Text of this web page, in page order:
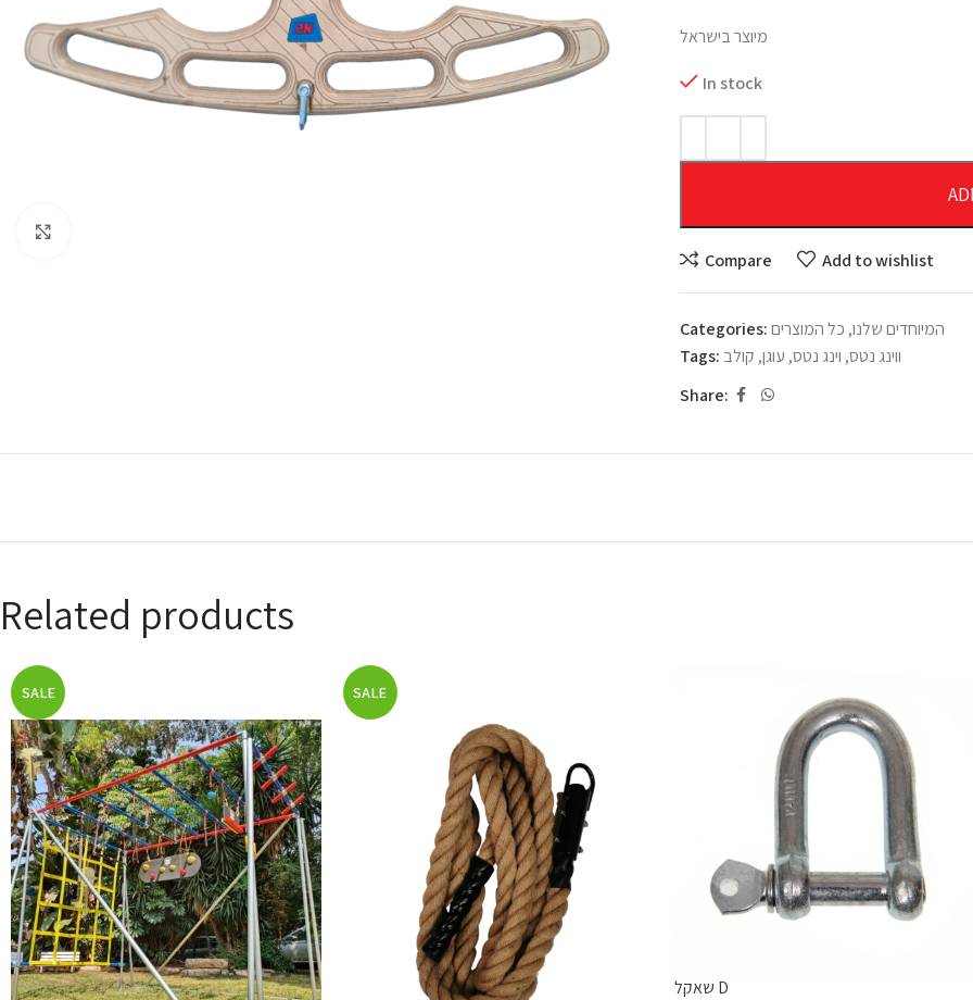
מיוצר בישראל
In stock
Compare Add to wishlist
Categories: המיוחדים שלנו, כל המוצרים
Tags:
ווינג נטס, וינג נטס, עוגן, קולב
Share:
Related products
SALE SALE
שאקל D